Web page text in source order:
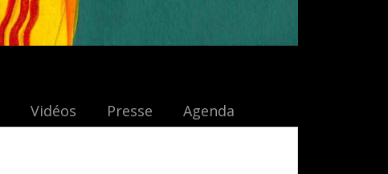
Vidéos Presse Agenda